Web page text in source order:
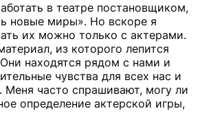
в театре постановщиком,
новые миры». Но вскоре я
их можно только с актерами.
из которого лепится
находятся рядом с нами и
чувства для всех нас и
часто спрашивают, могу ли
определение актерской игры,